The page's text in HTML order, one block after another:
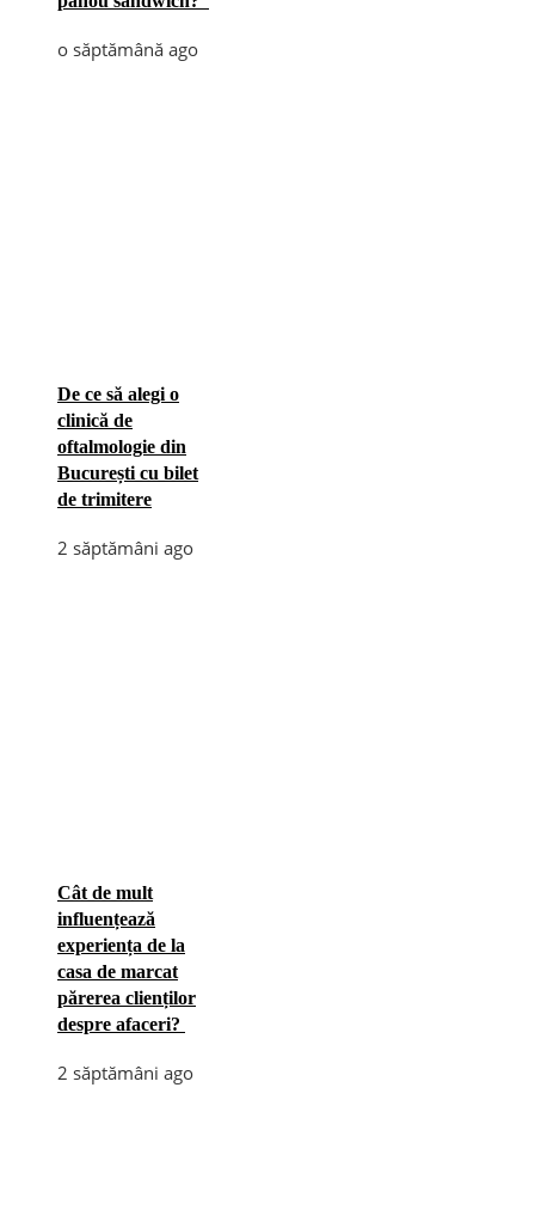
o săptămână ago
De ce să alegi o
clinică de
oftalmologie din
București cu bilet
de trimitere
2 săptămâni ago
Cât de mult
influențează
experiența de la
casa de marcat
părerea clienților
despre afaceri?
2 săptămâni ago